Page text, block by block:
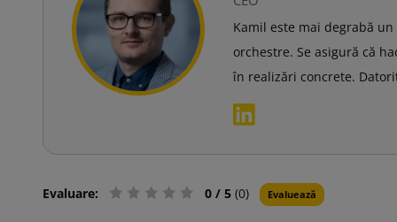
Kamil este mai degrabă
orchestre. Se asigură că
în realizări concrete.
Evaluare: 0 / 5 (0) Evaluează